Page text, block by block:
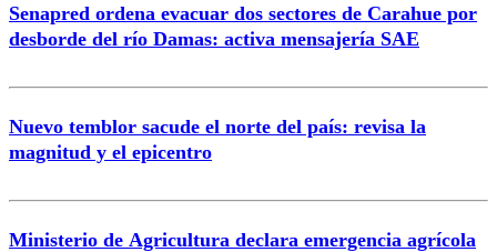
Correo
Senapred ordena evacuar dos sectores de Carahue por
desborde del río Damas: activa mensajería SAE
Nuevo temblor sacude el norte del país: revisa la
magnitud y el epicentro
Ministerio de Agricultura declara emergencia agrícola